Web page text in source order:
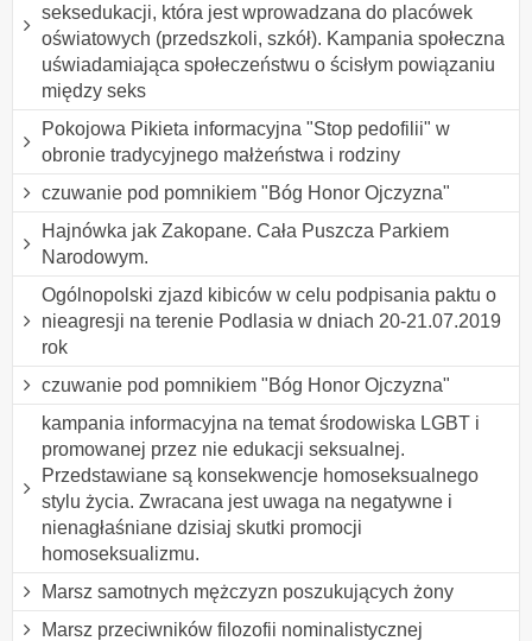
seksedukacji, która jest wprowadzana do placówek
oświatowych (przedszkoli, szkół). Kampania społeczna
uświadamiająca społeczeństwu o ścisłym powiązaniu
między seks
Pokojowa Pikieta informacyjna "Stop pedofilii" w
obronie tradycyjnego małżeństwa i rodziny
czuwanie pod pomnikiem "Bóg Honor Ojczyzna"
Hajnówka jak Zakopane. Cała Puszcza Parkiem
Narodowym.
Ogólnopolski zjazd kibiców w celu podpisania paktu o
nieagresji na terenie Podlasia w dniach 20-21.07.2019
rok
czuwanie pod pomnikiem "Bóg Honor Ojczyzna"
kampania informacyjna na temat środowiska LGBT i
promowanej przez nie edukacji seksualnej.
Przedstawiane są konsekwencje homoseksualnego
stylu życia. Zwracana jest uwaga na negatywne i
nienagłaśniane dzisiaj skutki promocji
homoseksualizmu.
Marsz samotnych mężczyzn poszukujących żony
Marsz przeciwników filozofii nominalistycznej